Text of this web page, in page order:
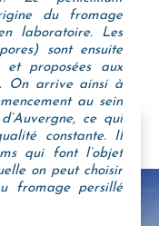
du fromage
laboratoire. Les
sont ensuite
et proposées aux
On arrive ainsi à
au sein
ce qui
constante. Il
qui font l’objet
on peut choisir
fromage persillé